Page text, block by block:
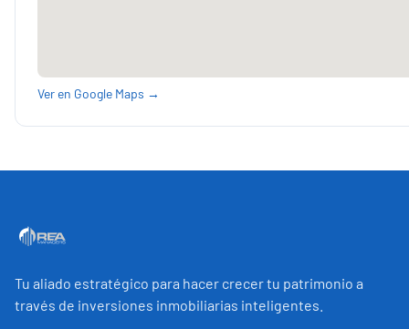
Ver en Google Maps →
Tu aliado estratégico para hacer crecer tu patrimonio a
través de inversiones inmobiliarias inteligentes.